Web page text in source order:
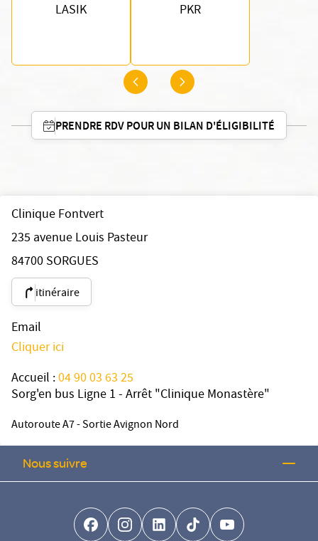
LASIK PKR
PRENDRE RDV POUR UN BILAN D'ÉLIGIBILITÉ
Clinique Fontvert
235 avenue Louis Pasteur
84700 SORGUES
itinéraire
Email
Cliquer ici
Accueil :04 90 03 63 25
Sorg'en bus Ligne 1 - Arrêt "Clinique Monastère"
Autoroute A7 - Sortie Avignon Nord
Nous suivre
facebook-brands
instagramlinkedin-brands
tiktok-brands
youtube